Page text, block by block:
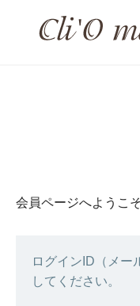
会員ページへようこそ
ログインID（メー
してください。